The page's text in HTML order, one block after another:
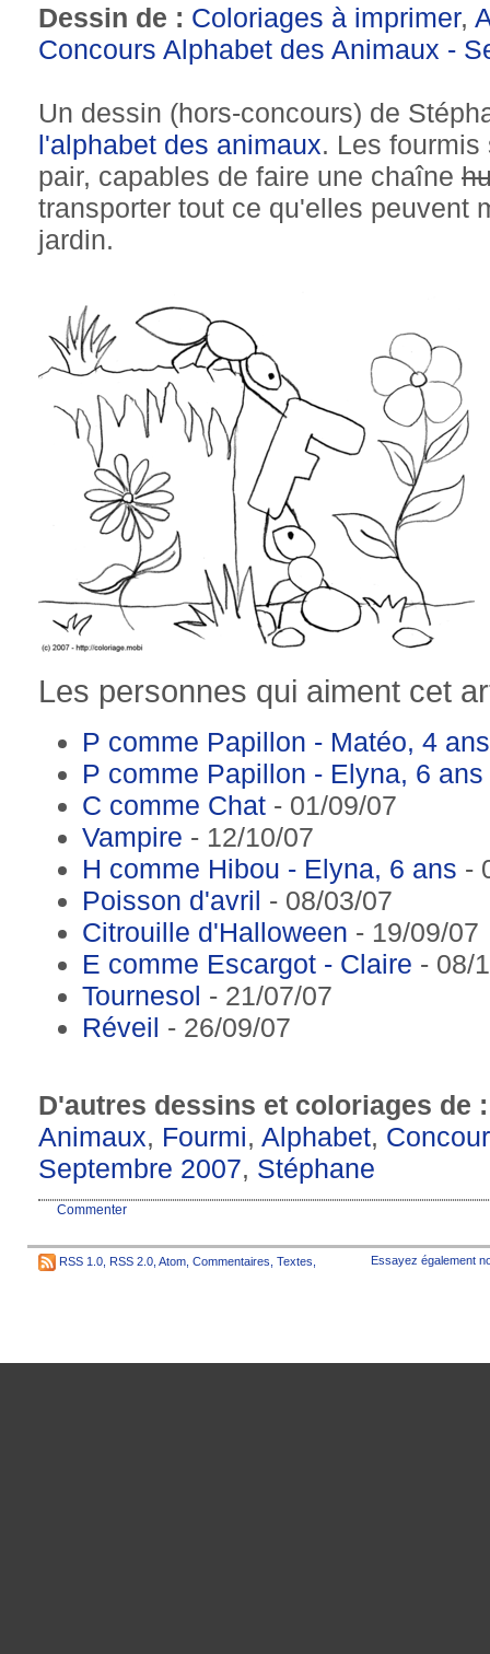
Dessin de : Coloriages à imprimer,
Concours Alphabet des Animaux -
Un dessin (hors-concours) de
l'alphabet des animaux. Les
pair, capables de faire une chaîne
transporter tout ce qu'elles peuvent
jardin.
Les personnes qui aiment cet
P comme Papillon - Matéo, 4 ans
P comme Papillon - Elyna, 6 ans
C comme Chat - 01/09/07
Vampire - 12/10/07
H comme Hibou - Elyna, 6 ans -
Poisson d'avril - 08/03/07
Citrouille d'Halloween - 19/09/07
E comme Escargot - Claire - 08/
Tournesol - 21/07/07
Réveil - 26/09/07
D'autres dessins et coloriages de
Animaux, Fourmi, Alphabet,
Septembre 2007, Stéphane
Commenter
RSS 1.0 RSS 2.0 Atom Commentaires Textes Essayez également